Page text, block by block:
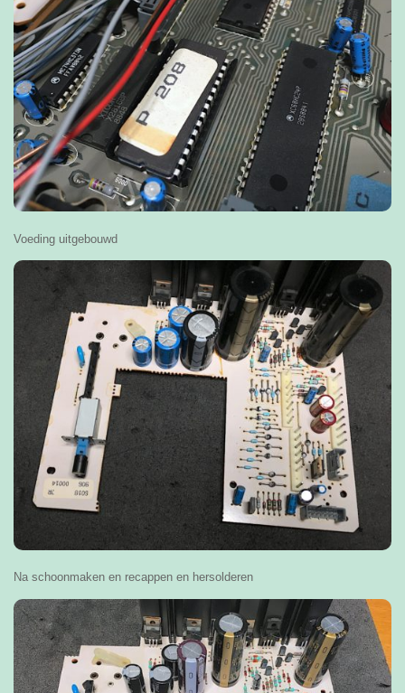
Voeding uitgebouwd
Na schoonmaken en recappen en hersolderen